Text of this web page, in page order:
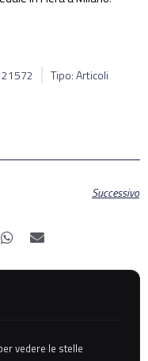
Tipo: Articoli
Successivo
vedere le stelle